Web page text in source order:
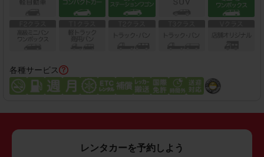
各種サービス
レンタカーを予約しよう